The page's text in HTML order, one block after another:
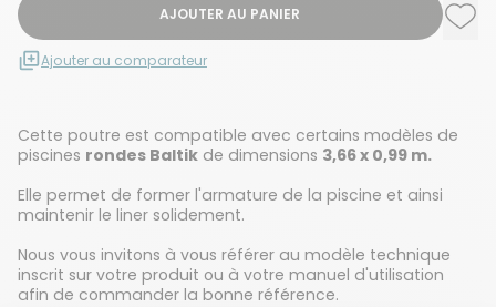
AJOUTER AU PANIER
Ajouter au comparateur
Cette poutre est compatible avec certains modèles de
piscines rondes Baltik de dimensions 3,66 x 0,99 m.
Elle permet de former l'armature de la piscine et ainsi
maintenir le liner solidement.
Nous vous invitons à vous référer au modèle technique
inscrit sur votre produit ou à votre manuel d'utilisation
afin de commander la bonne référence.